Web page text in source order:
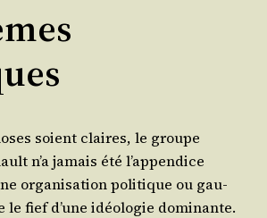
soient claires, le groupe
n’a jamais été l’ap­pen­dice
orga­ni­sa­tion poli­tique ou gau­
le fief d’une idéo­lo­gie dominante.